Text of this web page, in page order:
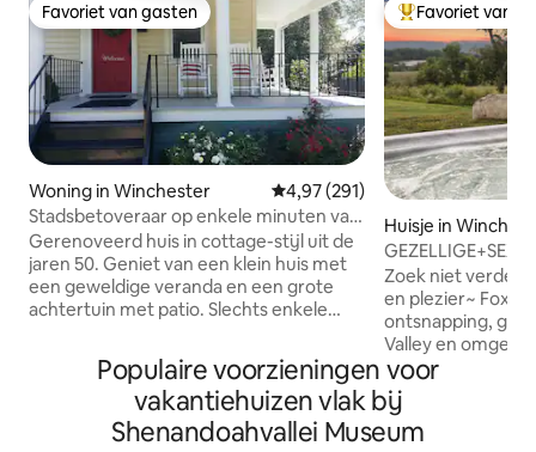
Favoriet van gasten
Favoriet van gasten
Woning in Winchester Gemiddelde beoordeling van
4,97 (291)
Stadsbetoveraar op enkele minuten van
de oude stad
Gerenoveerd huis in cottage-stijl uit de
jaren 50. Geniet van een klein huis met
een geweldige veranda en een grote
achtertuin met patio. Slechts enkele
minuten lopen naar de historische oude
binnenstad van Winchester, met tal van
restaurants, bars, winkels en vaak een
soort evenement zoals het Shenandoah
Apple Blossom Festival! Ons huis is
Topfavoriet van
Favoriet van
Huisje in
ontsnapping!
Zoek niet verder
en plezier~ Foxy
ontsnapping,
Valley en
hectare, maar
het centrum van
een unieke
omgeven door
Populaire voorzieningen voor
vakantiehuizen vlak bij
Shenandoahvallei Museum